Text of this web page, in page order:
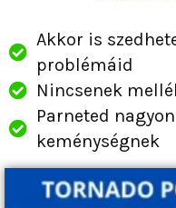
Akkor is
problémáid
Nincsenek
Parneted
keménységnek